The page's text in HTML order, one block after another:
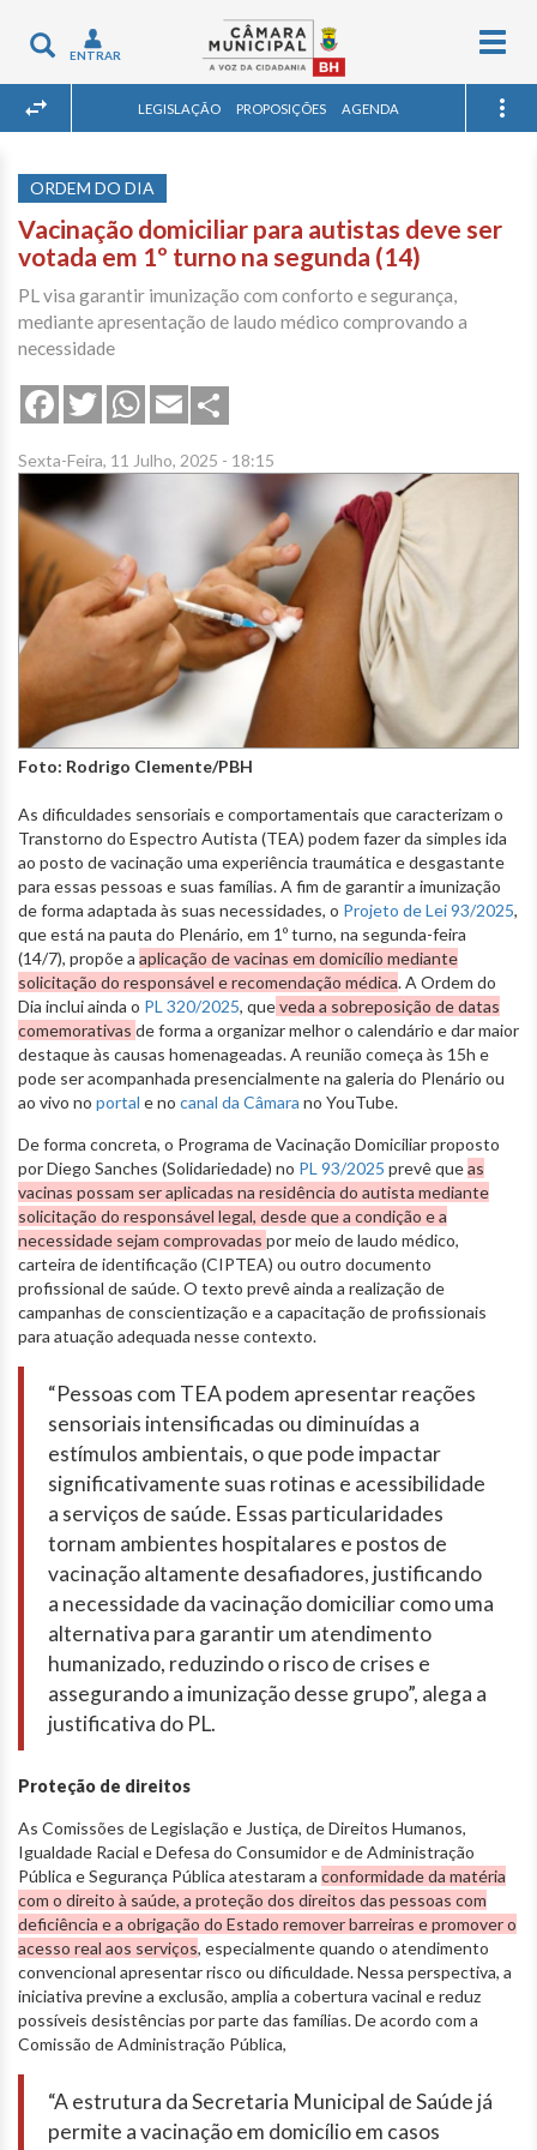
Toggle
navigation
ENTRAR
LEGISLAÇÃO PROPOSIÇÕES AGENDA
ORDEM DO DIA
Vacinação domiciliar para autistas deve ser
votada em 1º turno na segunda (14)
PL visa garantir imunização com conforto e segurança,
mediante apresentação de laudo médico comprovando a
necessidade
FacebookTwitterWhatsApp
Email
Sexta-Feira, 11 Julho, 2025 - 18:15
Foto: Rodrigo Clemente/PBH
As dificuldades sensoriais e comportamentais que caracterizam o
Transtorno do Espectro Autista (TEA) podem fazer da simples ida
ao posto de vacinação uma experiência traumática e desgastante
para essas pessoas e suas famílias. A fim de garantir a imunização
de forma adaptada às suas necessidades, o Projeto de Lei 93/2025,
que está na pauta do Plenário, em 1º turno, na segunda-feira
(14/7), propõe a aplicação de vacinas em domicílio mediante
solicitação do responsável e recomendação médica. A Ordem do
Dia inclui ainda o PL 320/2025, queveda a sobreposição de datas
comemorativas de forma a organizar melhor o calendário e dar maior
destaque às causas homenageadas. A reunião começa às 15h e
pode ser acompanhada presencialmente na galeria do Plenário ou
ao vivo no portal e no canal da Câmara no YouTube.
De forma concreta, o Programa de Vacinação Domiciliar proposto
por Diego Sanches (Solidariedade) no PL 93/2025 prevê queas
vacinas possam ser aplicadas na residência do autista mediante
solicitação do responsável legal, desde que a condição e a
necessidade sejam comprovadas por meio de laudo médico,
carteira de identificação (CIPTEA) ou outro documento
profissional de saúde. O texto prevê ainda a realização de
campanhas de conscientização e a capacitação de profissionais
para atuação adequada nesse contexto.
“Pessoas com TEA podem apresentar reações
sensoriais intensificadas ou diminuídas a
estímulos ambientais, o que pode impactar
significativamente suas rotinas e acessibilidade
a serviços de saúde. Essas particularidades
tornam ambientes hospitalares e postos de
vacinação altamente desafiadores, justificando
a necessidade da vacinação domiciliar como uma
alternativa para garantir um atendimento
humanizado, reduzindo o risco de crises e
assegurando a imunização desse grupo”, alega a
justificativa do PL.
Proteção de direitos
As Comissões de Legislação e Justiça, de Direitos Humanos,
Igualdade Racial e Defesa do Consumidor e de Administração
Pública e Segurança Pública atestaram a conformidade da matéria
com o direito à saúde, a proteção dos direitos das pessoas com
deficiência e a obrigação do Estado remover barreiras e promover o
acesso real aos serviços, especialmente quando o atendimento
convencional apresentar risco ou dificuldade. Nessa perspectiva, a
iniciativa previne a exclusão, amplia a cobertura vacinal e reduz
possíveis desistências por parte das famílias. De acordo com a
Comissão de Administração Pública,
“A estrutura da Secretaria Municipal de Saúde já
permite a vacinação em domicílio em casos